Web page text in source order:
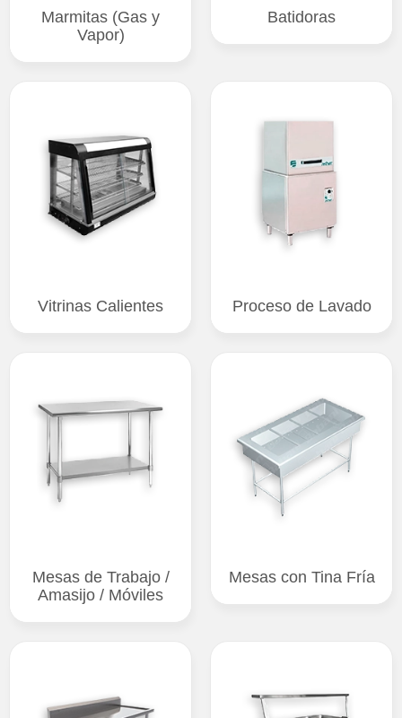
Marmitas (Gas y
Vapor)
Batidoras
Vitrinas Calientes Proceso de Lavado
Mesas de Trabajo /
Amasijo / Móviles
Mesas con Tina Fría